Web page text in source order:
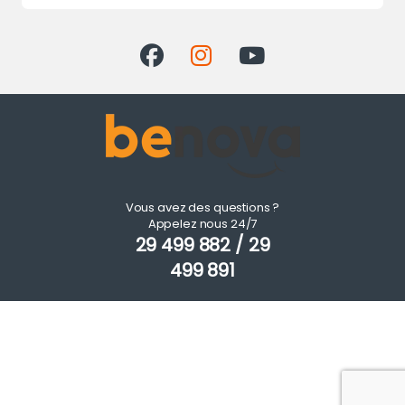
Vous avez des questions ?
Appelez nous 24/7
29 499 882 / 29
499 891